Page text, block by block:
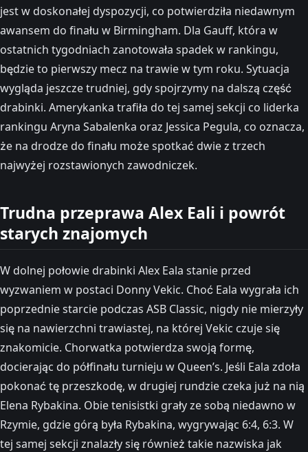
jest w doskonałej dyspozycji, co potwierdziła niedawnym
awansem do finału w Birmingham. Dla Gauff, która w
ostatnich tygodniach zanotowała spadek w rankingu,
będzie to pierwszy mecz na trawie w tym roku. Sytuacja
wygląda jeszcze trudniej, gdy spojrzymy na dalszą część
drabinki. Amerykanka trafiła do tej samej sekcji co liderka
rankingu Aryna Sabalenka oraz Jessica Pegula, co oznacza,
że na drodze do finału może spotkać dwie z trzech
najwyżej rozstawionych zawodniczek.
Trudna przeprawa Alex Eali i powrót
starych znajomych
W dolnej połowie drabinki Alex Eala stanie przed
wyzwaniem w postaci Donny Vekic. Choć Eala wygrała ich
poprzednie starcie podczas ASB Classic, nigdy nie mierzyły
się na nawierzchni trawiastej, na której Vekic czuje się
znakomicie. Chorwatka potwierdza swoją formę,
docierając do półfinału turnieju w Queen’s. Jeśli Eala zdoła
pokonać tę przeszkodę, w drugiej rundzie czeka już na nią
Elena Rybakina. Obie tenisistki grały ze sobą niedawno w
Rzymie, gdzie górą była Rybakina, wygrywając 6:4, 6:3. W
tej samej sekcji znalazły się również takie nazwiska jak